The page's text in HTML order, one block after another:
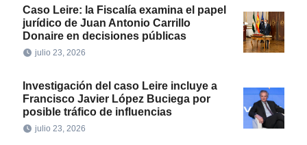
Caso Leire: la Fiscalía examina el papel
jurídico de Juan Antonio Carrillo
Donaire en decisiones públicas
julio 23, 2026
Investigación del caso Leire incluye a
Francisco Javier López Buciega por
posible tráfico de influencias
julio 23, 2026